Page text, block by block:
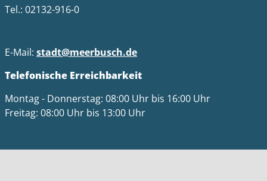
Tel.: 02132-916-0
E-Mail: stadt@meerbusch.de
Telefonische Erreichbarkeit
Montag - Donnerstag: 08:00 Uhr bis 16:00 Uhr
Freitag: 08:00 Uhr bis 13:00 Uhr